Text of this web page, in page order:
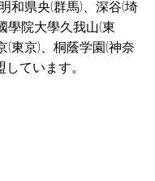
和県央(群馬)、深谷(埼
學院大學久我山(東
(東京)、桐蔭学園(神奈
ています。